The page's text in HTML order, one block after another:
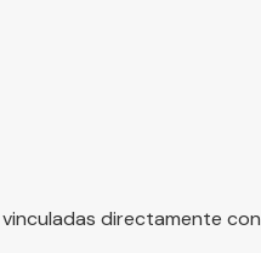
directamente con